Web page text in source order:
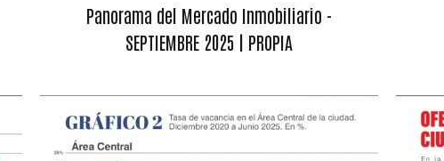
Panorama del Mercado Inmobiliario -
SEPTIEMBRE 2025 | PROPIA